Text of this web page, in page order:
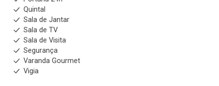
Quintal
Sala de Jantar
Sala de TV
Sala de Visita
Segurança
Varanda Gourmet
Vigia